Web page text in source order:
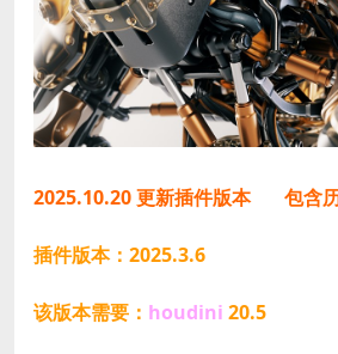
2025.10.20 更新插件版本 包含
插件版本：2025.3.6
该版本需要： houdini 20.5